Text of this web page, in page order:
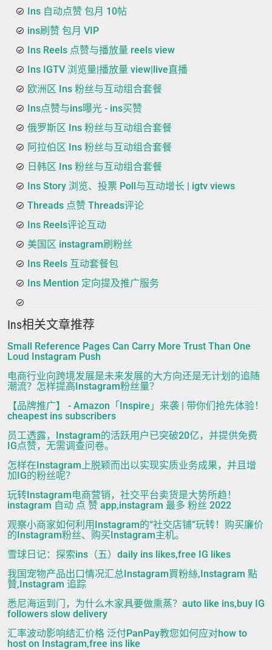
Ins 自动点赞 包月 10帖
ins刷赞 包月 VIP
Ins Reels 点赞与播放量 reels view
Ins IGTV 浏览量|播放量 view|live直播
欧洲区 Ins 粉丝与互动组合套餐
Ins点赞与ins曝光 - ins买赞
俄罗斯区 Ins 粉丝与互动组合套餐
阿拉伯区 Ins 粉丝与互动组合套餐
日韩区 Ins 粉丝与互动组合套餐
Ins Story 浏览、投票 Poll与互动增长 | igtv views
Threads 点赞 Threads评论
Ins Reels评论互动
美国区 instagram刷粉丝
Ins Reels 互动套餐包
Ins Mention 定向提及推广服务
Ins相关文章推荐
Small Reference Pages Can Carry More Trust Than One
Loud Instagram Push
电商行业向跨境发展是未来发展的大方向还是无计划的追随
潮流？怎样提高Instagram粉丝量？
【品牌推广】 - Amazon「Inspire」来袭 | 带你们抢先体验！
cheapest ins subscribers
员工透露，Instagram的活跃用户已突破20亿，并提供免费
IG点赞，无需调查问卷。
怎样在Instagram上脱颖而出以实现实质业务成果，并且增
加IG的粉丝呢？
玩转Instagram电商营销，社交平台卖货是大势所趋！
instagram 自动 点 赞 app,instagram 最多 粉丝 2022
观察小商家如何利用Instagram的“社交店铺”玩转！购买廉价
的Instagram粉丝、购买Instagram主机。
雪球日记：探索ins（五）daily ins likes,free IG likes
我国宠物产品出口情况汇总Instagram買粉絲,Instagram 點
贊,Instagram 追踪
悉尼海运到门，为什么木家具要做熏蒸？auto like ins,buy IG
followers slow delivery
汇率波动影响结汇价格 泛付PanPay教您如何应对how to
host on Instagram,free ins like